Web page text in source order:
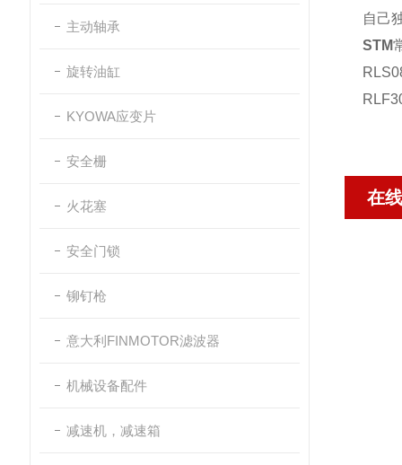
主动轴承
旋转油缸
KYOWA应变片
安全栅
火花塞
安全门锁
铆钉枪
意大利FINMOTOR滤波器
机械设备配件
减速机，减速箱
自己
STM
在